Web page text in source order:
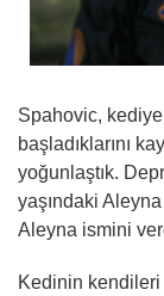
Spahovic,
başladıklarını
yoğunlaştık.
yaşındaki
Aleyna ismini
Kedinin kendileri